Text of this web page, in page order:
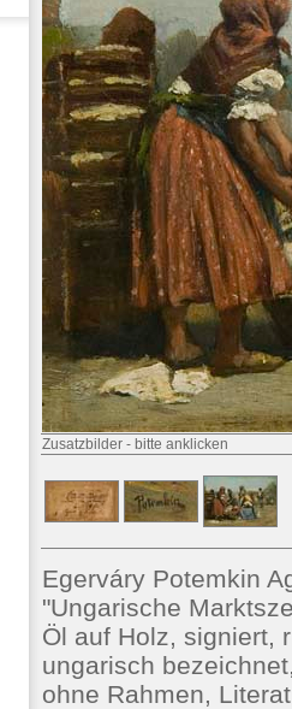
Zusatzbilder - bitte anklicken
Egerváry Potemkin
"Ungarische
Öl auf Holz, signiert,
ungarisch
ohne Rahmen,